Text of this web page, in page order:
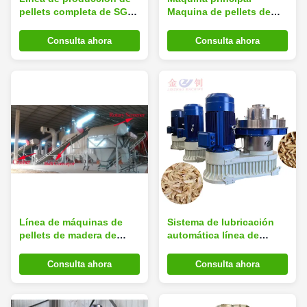
pellets completa de SGS
de pellets de madera
Consulta ahora
Maquina de pellets de
Línea de producción de
pellets de biomasa con
Consulta ahora
Línea de máquinas de
pellets de madera de
pellets de molino de
martillos de madera
Consulta ahora
Sistema de lubricación
automática línea de
Voltado para productos
de la máquina de pellets
Consulta ahora